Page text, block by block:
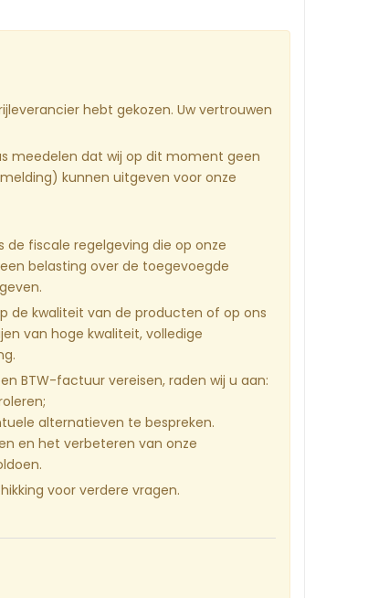
hebt gekozen. Uw vertrouwen
meedelen dat wij op dit moment geen
kunnen uitgeven voor onze
fiscale regelgeving die op onze
belasting over de toegevoegde
de kwaliteit van de producten of op ons
van hoge kwaliteit, volledige
BTW-factuur vereisen, raden wij u aan:
alternatieven te bespreken.
en het verbeteren van onze
voor verdere vragen.